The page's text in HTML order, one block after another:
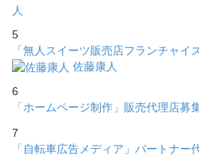
人
5
「無人スイーツ販売店フランチャイ
佐藤康人
6
「ホームページ制作」販売代理店募
7
「自転車広告メディア」パートナー